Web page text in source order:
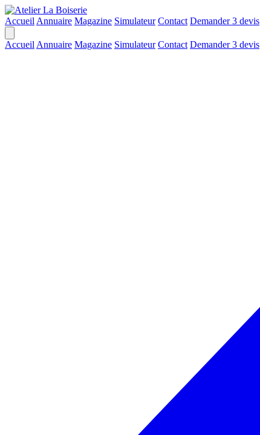
Accueil Annuaire Magazine Simulateur Contact Demander 3 devis
Accueil Annuaire Magazine Simulateur Contact Demander 3 devis